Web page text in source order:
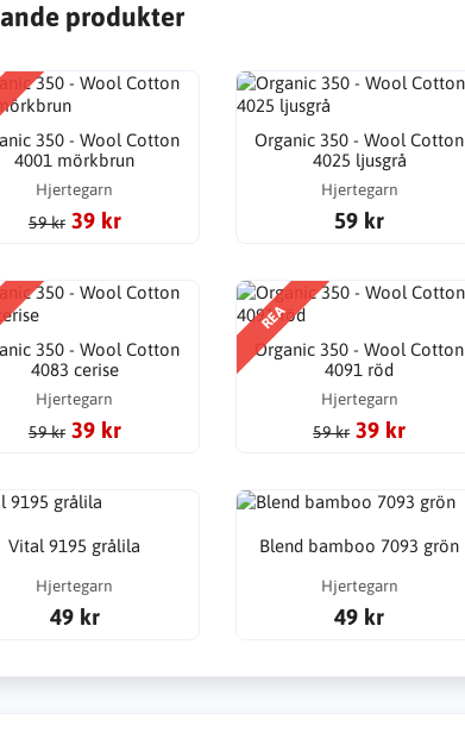
produkter
350 - Wool Cotton
4001 mörkbrun
Hjertegarn
59 kr 39 kr
Organic 350 - Wool Cotton
4025 ljusgrå
Hjertegarn
59 kr
350 - Wool Cotton
4083 cerise
Hjertegarn
59 kr 39 kr
REA
Organic 350 - Wool Cotton
4091 röd
Hjertegarn
59 kr 39 kr
Vital 9195 grålila
Hjertegarn
49 kr
Blend bamboo 7093 grön
Hjertegarn
49 kr